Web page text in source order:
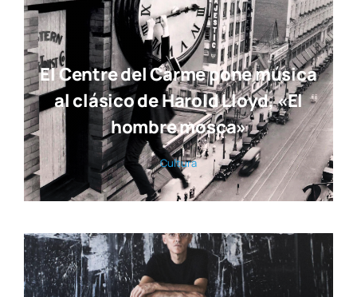
El Centre del Carme pone música
al clásico de Harold Lloyd, «El
hombre mosca»
Cul­tu­ra